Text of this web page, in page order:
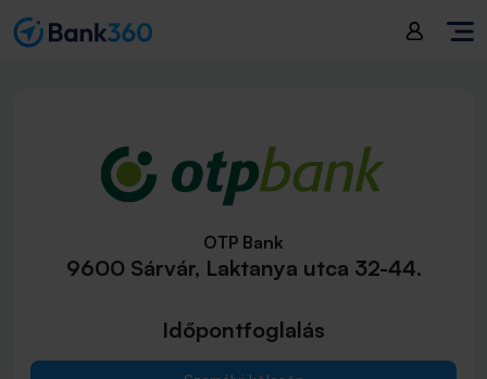
OTP Bank
9600 Sárvár, Laktanya utca 32-44.
Időpontfoglalás